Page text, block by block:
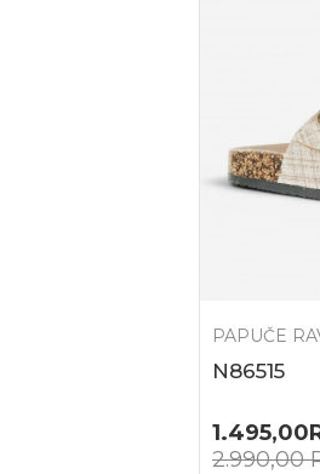
PAPUČE
N86515
1.495,00
2.990,00